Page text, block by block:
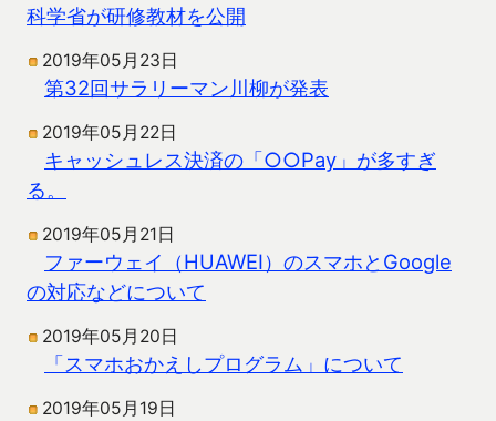
科学省が研修教材を公開
2019年05月23日
第32回サラリーマン川柳が発表
2019年05月22日
キャッシュレス決済の「○○Pay」が多すぎ
る。
2019年05月21日
ファーウェイ（HUAWEI）のスマホとGoogle
の対応などについて
2019年05月20日
「スマホおかえしプログラム」について
2019年05月19日